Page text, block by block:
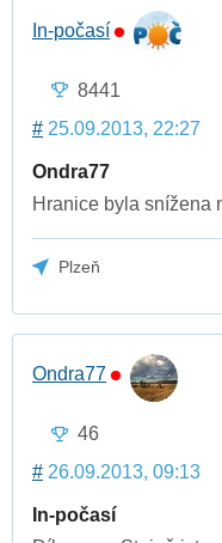
In-počasí
8441
# 25.09.2013, 22:27
Ondra77
Hranice byla snížena
Plzeň
Ondra77
46
# 26.09.2013, 09:13
In-počasí